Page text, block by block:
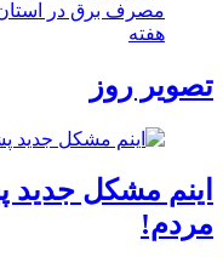
مصرف برق در استان با پویش
هفته
تصویر روز
اینم مشکل
مردم!